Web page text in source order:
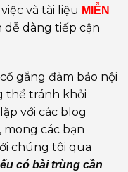
và tài liệu MIỄN
dễ dàng tiếp cận
gắng đảm bảo nội
thể tránh khỏi
với các blog
mong các bạn
chúng tôi qua
có bài trùng cần